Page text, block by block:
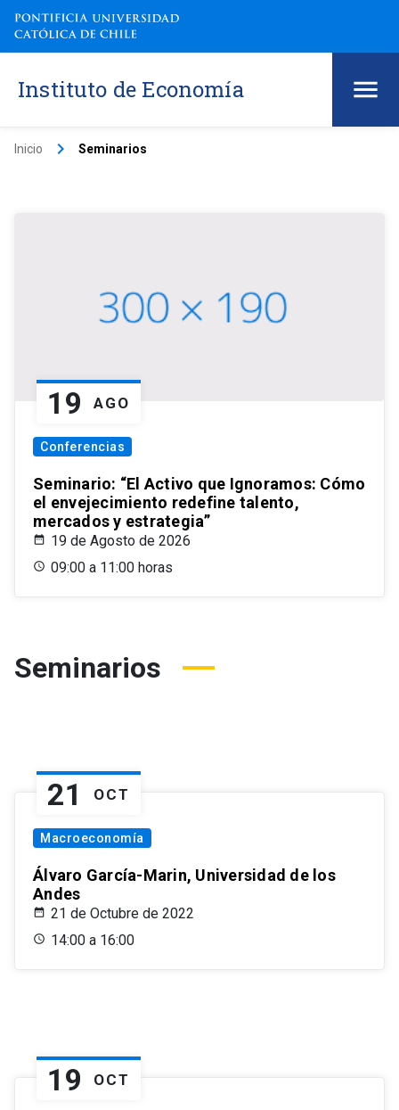
Instituto de Economía
Inicio keyboard_arrow_right Seminarios
19 AGO
Conferencias
Seminario: “El Activo que Ignoramos: Cómo
el envejecimiento redefine talento,
mercados y estrategia”
19 de Agosto de 2026
09:00 a 11:00 horas
Seminarios
21 OCT
Macroeconomía
Álvaro García-Marin, Universidad de los
Andes
21 de Octubre de 2022
14:00 a 16:00
19 OCT